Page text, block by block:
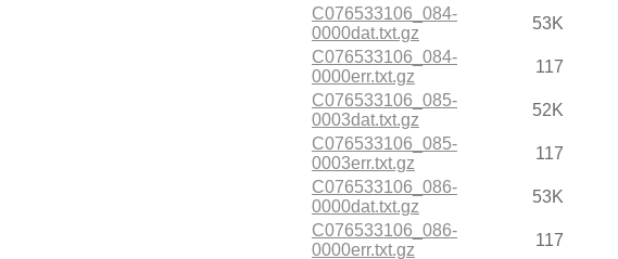
C076533106_084-
0000dat.txt.gz
53K
C076533106_084-
0000err.txt.gz
117
C076533106_085-
0003dat.txt.gz
52K
C076533106_085-
0003err.txt.gz
117
C076533106_086-
0000dat.txt.gz
53K
C076533106_086-
0000err.txt.gz
117